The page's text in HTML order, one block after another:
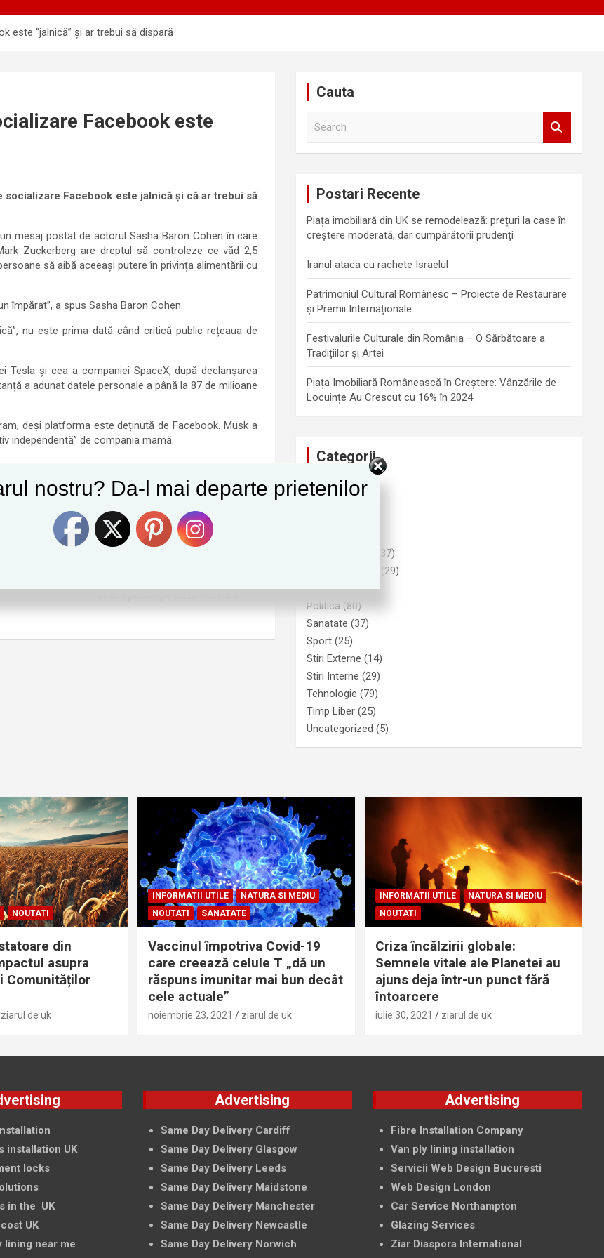
este “jalnică” și ar trebui să dispară
Facebook este
Facebook este jalnică și că ar trebui să
mesaj postat de actorul Sasha Baron Cohen în care
Zuckerberg are dreptul să controleze ce văd 2,5
să aibă aceeași putere în privința alimentării cu
împărat”, a spus Sasha Baron Cohen.
nu este prima dată când critică public rețeaua de
Tesla și cea a companiei SpaceX, după declanșarea
a adunat datele personale a până la 87 de milioane
deși platforma este deținută de Facebook. Musk a
independentă” de compania mamă.
Follow us
Cauta
Postari Recente
Piața imobiliară din UK se remodelează: prețuri la case în
creștere moderată, dar cumpărătorii prudenți
Iranul ataca cu rachete Israelul
Patrimoniul Cultural Românesc – Proiecte de Restaurare
și Premii Internaționale
Festivalurile Culturale din România – O Sărbătoare a
Tradițiilor și Artei
Piața Imobiliară Românească în Creștere: Vânzările de
Locuințe Au Crescut cu 16% în 2024
Categorii
Advertising(1)
(37)
(29)
Noutati(278)
Politica (80)
Sanatate (37)
Sport (25)
Stiri Externe (14)
Stiri Interne (29)
Tehnologie (79)
Timp Liber (25)
Uncategorized (5)
NOUTATI
din
asupra
Comunităților
ziarul de uk
INFORMATII UTILE
NATURA SI MEDIU
NOUTATI
SANATATE
Vaccinul împotriva Covid-19
care creează celule T „dă un
răspuns imunitar mai bun decât
cele actuale”
noiembrie 23, 2021 ziarul de uk
INFORMATII UTILE
NATURA SI MEDIU
NOUTATI
Criza încălzirii globale:
Semnele vitale ale Planetei au
ajuns deja într-un punct fără
întoarcere
iulie 30, 2021 ziarul de uk
installation UK
locks
in the UK
UK
lining near me
Advertising
Same Day Delivery Cardiff
Same Day Delivery Glasgow
Same Day Delivery Leeds
Same Day Delivery Maidstone
Same Day Delivery Manchester
Same Day Delivery Newcastle
Same Day Delivery Norwich
Advertising
Fibre Installation Company
Van ply lining installation
Servicii Web Design Bucuresti
Web Design London
Car Service Northampton
Glazing Services
Ziar Diaspora International
nostru? Da-l mai departe prietenilor